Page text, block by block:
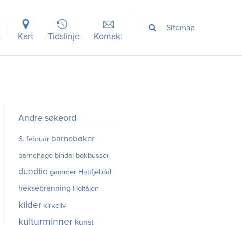
Kart Tidslinje Kontakt
Sitemap
Andre søkeord
6. februar barnebøker
barnehage bindal bokbusser
duedtie gammer Hattfjelldal
heksebrenning Holtålen
kilder kirkeliv
kulturminner kunst